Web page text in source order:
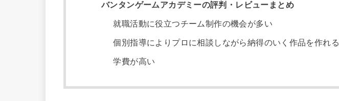
バンタンゲームアカデミーの評判・レビューまとめ
就職活動に役立つチーム制作の機会が多い
個別指導によりプロに相談しながら納得のいく作品を作れる
学費が高い